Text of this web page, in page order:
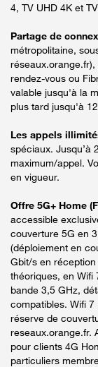
4, TV UHD 4K et
Partage de
métropolitaine,
rendez-vous ou
valable jusqu'à la
plus tard jusqu'à
Les appels
spéciaux. Jusqu’à
maximum/appel.
en vigueur.
Offre 5G+ Home
accessible
couverture 5G en
(déploiement en
Gbit/s en
théoriques, en Wifi
bande 3,5 GHz,
compatibles. Wifi
réserve de
reseaux.orange.fr.
pour clients 4G
particuliers